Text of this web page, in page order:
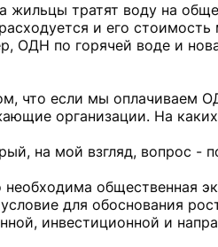
жильцы тратят воду на
и его
ОДН по горячей воде и
что если мы оплачиваем
организации. На
на мой взгляд, вопрос -
необходима общественная
условие для обоснования
инвестиционной и